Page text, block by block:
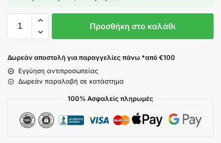
Προσθήκη στο καλάθι
Δωρεάν αποστολή για παραγγελίες πάνω *από €100
Εγγύηση αντιπροσωπείας
Δωρεάν παραλαβή σε κατάστημα
100% Ασφαλείς πληρωμές